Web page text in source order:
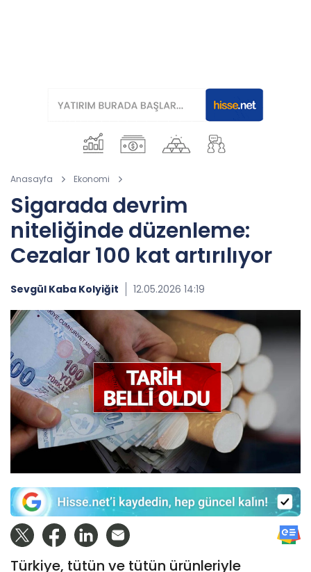
Anasayfa Ekonomi
Sigarada devrim
niteliğinde düzenleme:
Cezalar 100 kat artırılıyor
Sevgül Kaba Kolyiğit 12.05.2026 14:19
Türkiye, tütün ve tütün ürünleriyle